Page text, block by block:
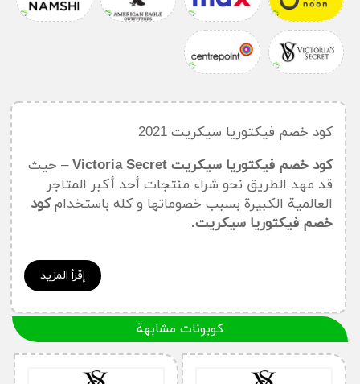
إقرأ المزيد
كود خصم فيكتوريا سيكريت 2021
كود خصم فيكتوريا سيكريت Victoria Secret
– حيث
قد مهد الطريق نحو شراء منتجات أحد أكبر المتاجر
العالمية الكبيرة بسبب خصوماتها و كله باستخدامكود
خصم فيكتوريا سيكريت.
و قد تخصصت في بيع المنتجات النسائية من
اللانجيري أو ملابس النوم والعطور غيرها الكثير مما
يمكن لك سيدتي الحصول عليه بأرخص الأسعار
باستخدامكود خصم فيكتوريا سيكريت.
نعم بالفعل يمكنك شراء منتجات أصلية عبر المصمم
الأصلي لها من خلال المتجر ومع استخدامكوبون خصم
كوبونات مشابهة